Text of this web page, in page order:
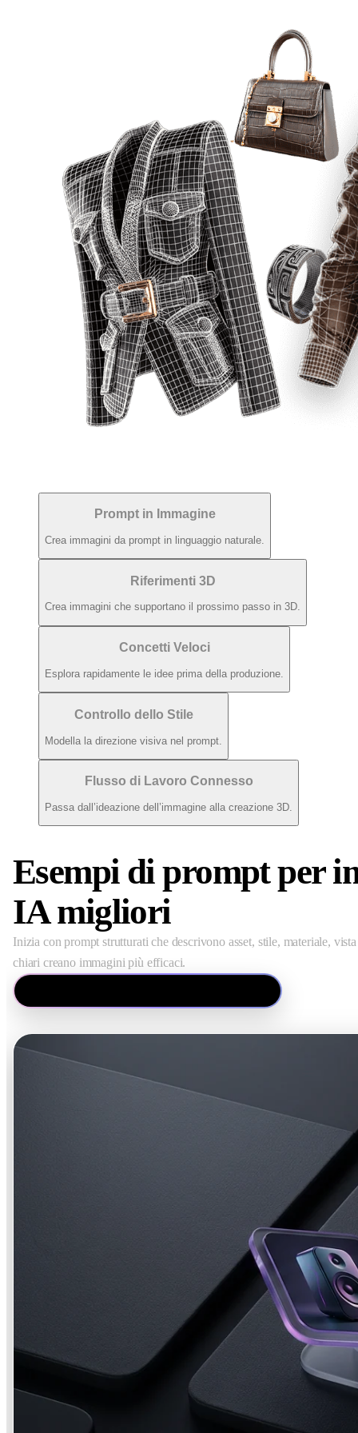
Prompt in Immagine
Crea immagini da prompt in linguaggio naturale.
Riferimenti 3D
Crea immagini che supportano il prossimo passo in 3D.
Concetti Veloci
Esplora rapidamente le idee prima della produzione.
Controllo dello Stile
Modella la direzione visiva nel prompt.
Flusso di Lavoro Connesso
Passa dall’ideazione dell’immagine alla creazione 3D.
Esempi di prompt per
IA migliori
Inizia con prompt strutturati che descrivono asset, stile, materiale,
chiari creano immagini più efficaci.